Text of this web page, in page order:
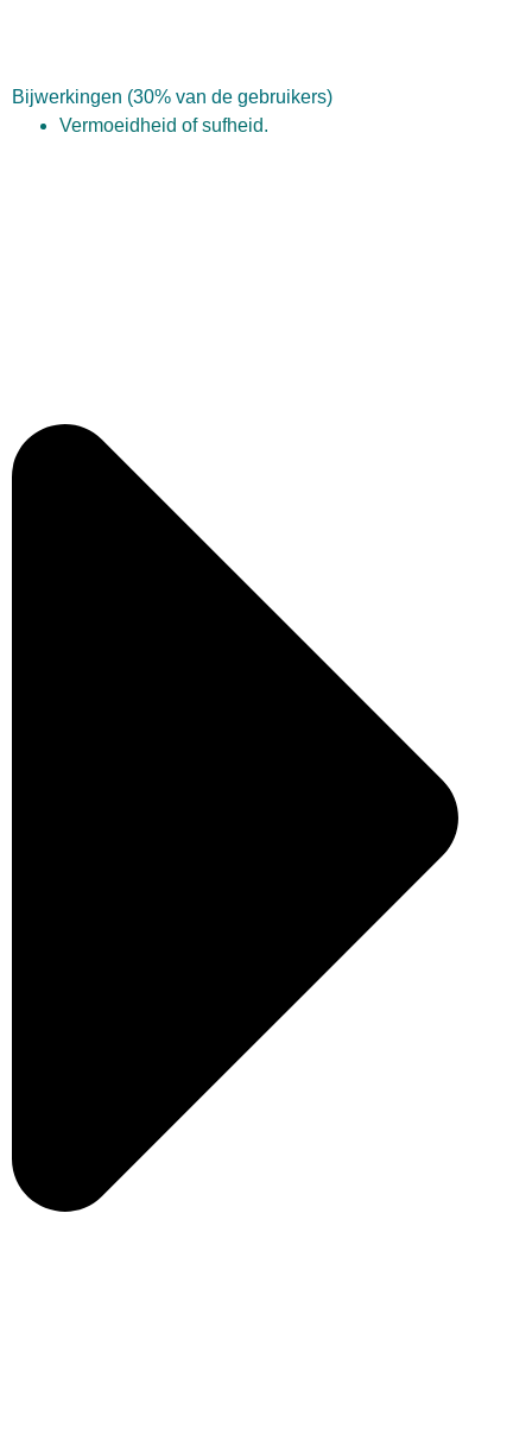
Bijwerkingen (30% van de gebruikers)
Vermoeidheid of sufheid.